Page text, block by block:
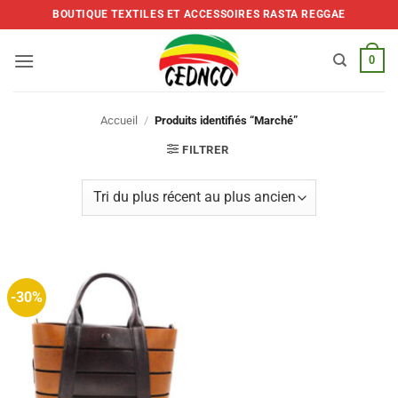
to
BOUTIQUE TEXTILES ET ACCESSOIRES RASTA REGGAE
0
Accueil / Produits identifiés “Marché”
FILTRER
-30%